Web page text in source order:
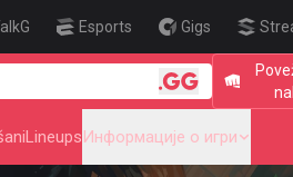
Esports Gigs
🎯 Level
LineupsИнформације о игри